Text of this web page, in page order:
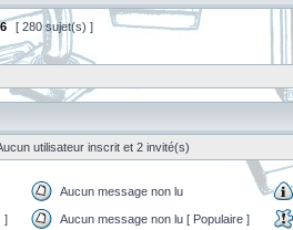
6 [ 280 sujet(s) ]
utilisateur inscrit et 2 invité(s)
Aucun message non lu
] Aucun message non lu [ Populaire ]